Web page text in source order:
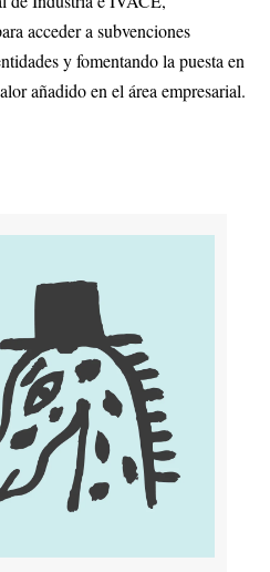
acceder a subvenciones
y fomentando la puesta en
añadido en el área empresarial.